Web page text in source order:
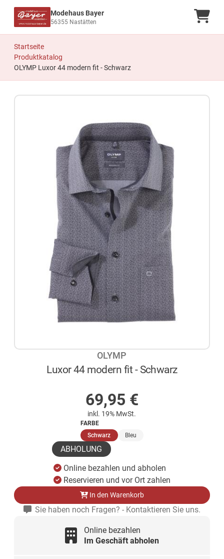
Modehaus Bayer
56355 Nastätten
Startseite
Produktkatalog
OLYMP Luxor 44 modern fit - Schwarz
OLYMP
Luxor 44 modern fit - Schwarz
69,95 €
inkl. 19% MwSt.
FARBE
Schwarz(ausgewählt)
Bleu
ABHOLUNG
Online bezahlen und abholen
Reservieren und vor Ort zahlen
In den Warenkorb
Sie haben noch Fragen? - Kontaktieren Sie uns.
Online bezahlen
Im Geschäft abholen